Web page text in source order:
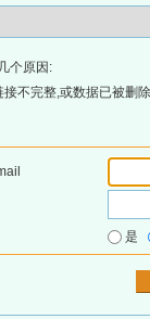
个原因:
不完整,或数据已被删
是